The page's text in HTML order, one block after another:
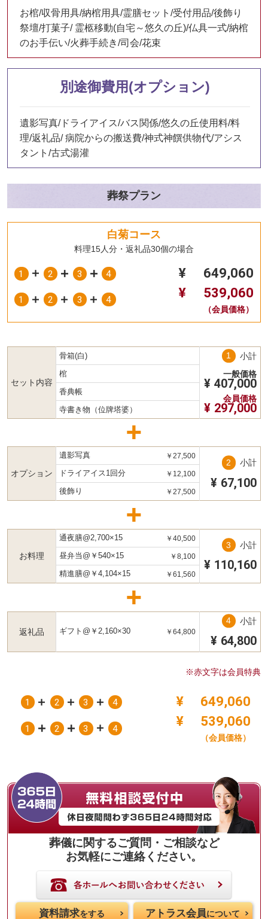
お棺/収骨用具/納棺用具/霊膳セット/受付用品/後飾り
祭壇/打菓子/ 霊柩移動(自宅～悠久の丘)/仏具一式/納棺
のお手伝い/火葬手続き/司会/花束
別途御費用(オプション)
遺影写真/ドライアイス/バス関係/悠久の丘使用料/料
理/返礼品/ 病院からの搬送費/神式神饌供物代/アシス
タント/古式湯灌
葬祭プラン
白菊コース
料理15人分・返礼品30個の場合
1 2 3 4 ¥ 649,060
1 2 3 4 ¥ 539,060
（会員価格）
セット内容
骨箱(白) 小計
一般価格
¥ 407,000
会員価格
¥ 297,000
棺
香典帳
寺書き物（位牌塔婆）
オプション
遺影写真 ￥27,500
小計
¥ 67,100
ドライアイス1回分 ￥12,100
後飾り ￥27,500
お料理
通夜膳@2,700×15 ￥40,500
小計
¥ 110,160
昼弁当@￥540×15 ￥8,100
精進膳@￥4,104×15 ￥61,560
返礼品 ギフト@￥2,160×30 ￥64,800
小計
¥ 64,800
※赤文字は会員特典
1 2 3 4 ¥ 649,060
1 2 3 4 ¥ 539,060
（会員価格）
葬儀に関するご質問・ご相談など
お気軽にご連絡ください。
資料請求をする アトラス会員について